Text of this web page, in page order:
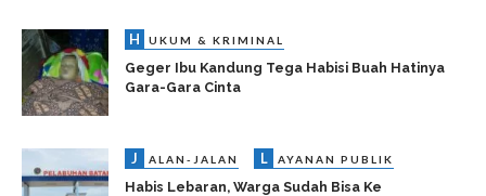
H UKUM & KRIMINAL
Geger Ibu Kandung Tega Habisi Buah Hatinya
Gara-Gara Cinta
J ALAN-JALAN L AYANAN PUBLIK
Habis Lebaran, Warga Sudah Bisa Ke